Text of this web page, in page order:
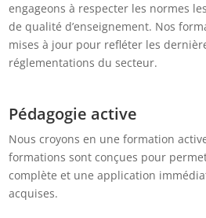
engageons à respecter les normes
de qualité d’enseignement. Nos
mises à jour pour refléter les
réglementations du secteur.
Pédagogie active
Nous croyons en une formation
formations sont conçues pour
complète et une application
acquises.